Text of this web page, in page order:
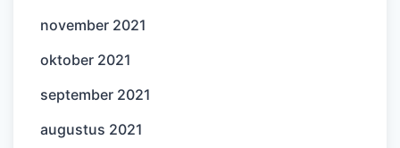
november 2021
oktober 2021
september 2021
augustus 2021